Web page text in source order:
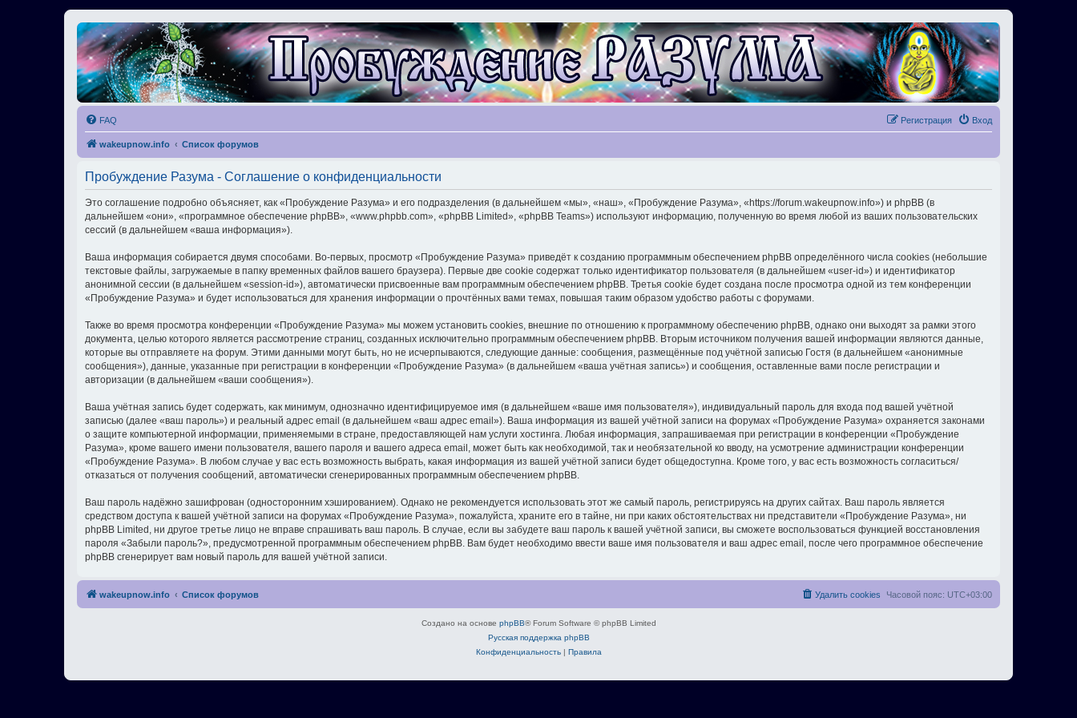
FAQ Вход
Регистрация
wakeupnow.info Список форумов
Пробуждение Разума - Соглашение о конфиденциальности
Это соглашение подробно объясняет, как «Пробуждение Разума» и его подразделения (в дальнейшем «мы», «наш», «Пробуждение Разума», «https://forum.wakeupnow.info») и phpBB (в
дальнейшем «они», «программное обеспечение phpBB», «www.phpbb.com», «phpBB Limited», «phpBB Teams») используют информацию, полученную во время любой из ваших пользовательских
сессий (в дальнейшем «ваша информация»).
Ваша информация собирается двумя способами. Во-первых, просмотр «Пробуждение Разума» приведёт к созданию программным обеспечением phpBB определённого числа cookies (небольшие
текстовые файлы, загружаемые в папку временных файлов вашего браузера). Первые две cookie содержат только идентификатор пользователя (в дальнейшем «user-id») и идентификатор
анонимной сессии (в дальнейшем «session-id»), автоматически присвоенные вам программным обеспечением phpBB. Третья cookie будет создана после просмотра одной из тем конференции
«Пробуждение Разума» и будет использоваться для хранения информации о прочтённых вами темах, повышая таким образом удобство работы с форумами.
Также во время просмотра конференции «Пробуждение Разума» мы можем установить cookies, внешние по отношению к программному обеспечению phpBB, однако они выходят за рамки этого
документа, целью которого является рассмотрение страниц, созданных исключительно программным обеспечением phpBB. Вторым источником получения вашей информации являются данные,
которые вы отправляете на форум. Этими данными могут быть, но не исчерпываются, следующие данные: сообщения, размещённые под учётной записью Гостя (в дальнейшем «анонимные
сообщения»), данные, указанные при регистрации в конференции «Пробуждение Разума» (в дальнейшем «ваша учётная запись») и сообщения, оставленные вами после регистрации и
авторизации (в дальнейшем «ваши сообщения»).
Ваша учётная запись будет содержать, как минимум, однозначно идентифицируемое имя (в дальнейшем «ваше имя пользователя»), индивидуальный пароль для входа под вашей учётной
записью (далее «ваш пароль») и реальный адрес email (в дальнейшем «ваш адрес email»). Ваша информация из вашей учётной записи на форумах «Пробуждение Разума» охраняется законами
о защите компьютерной информации, применяемыми в стране, предоставляющей нам услуги хостинга. Любая информация, запрашиваемая при регистрации в конференции «Пробуждение
Разума», кроме вашего имени пользователя, вашего пароля и вашего адреса email, может быть как необходимой, так и необязательной ко вводу, на усмотрение администрации конференции
«Пробуждение Разума». В любом случае у вас есть возможность выбрать, какая информация из вашей учётной записи будет общедоступна. Кроме того, у вас есть возможность согласиться/
отказаться от получения сообщений, автоматически сгенерированных программным обеспечением phpBB.
Ваш пароль надёжно зашифрован (односторонним хэшированием). Однако не рекомендуется использовать этот же самый пароль, регистрируясь на других сайтах. Ваш пароль является
средством доступа к вашей учётной записи на форумах «Пробуждение Разума», пожалуйста, храните его в тайне, ни при каких обстоятельствах ни представители «Пробуждение Разума», ни
phpBB Limited, ни другое третье лицо не вправе спрашивать ваш пароль. В случае, если вы забудете ваш пароль к вашей учётной записи, вы сможете воспользоваться функцией восстановления
пароля «Забыли пароль?», предусмотренной программным обеспечением phpBB. Вам будет необходимо ввести ваше имя пользователя и ваш адрес email, после чего программное обеспечение
phpBB сгенерирует вам новый пароль для вашей учётной записи.
wakeupnow.info Список форумов Часовой пояс: UTC+03:00
Удалить cookies
Создано на основе phpBB® Forum Software © phpBB Limited
Русская поддержка phpBB
Конфиденциальность| Правила